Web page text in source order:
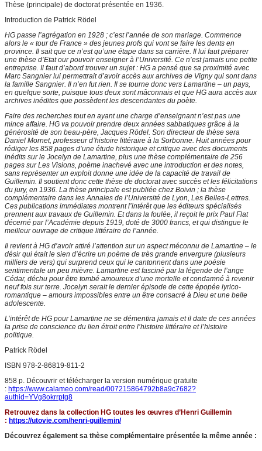
Thèse (principale) de doctorat présentée en 1936.
Introduction de Patrick Rödel
HG passe l’agrégation en 1928 ; c’est l’année de son mariage. Commence
alors le « tour de France » des jeunes profs qui vont se faire les dents en
province. Il sait que ce n’est qu’une étape dans sa carrière. Il lui faut préparer
une thèse d’Etat our pouvoir enseigner à l’Université. Ce n’est jamais une petite
entreprise. Il faut d’abord trouver un sujet : HG a pensé que sa proximité avec
Marc Sangnier lui permettrait d’avoir accès aux archives de Vigny qui sont dans
la famille Sangnier. Il n’en fut rien. Il se tourne donc vers Lamartine – un pays,
en quelque sorte, puisque tous deux sont mâconnais et que HG aura accès aux
archives inédites que possèdent les descendantes du poète.
Faire des recherches tout en ayant une charge d’enseignant n’est pas une
mince affaire. HG va pouvoir prendre deux années sabbatiques grâce à la
générosité de son beau-père, Jacques Rödel. Son directeur de thèse sera
Daniel Mornet, professeur d’histoire littéraire à la Sorbonne. Huit années pour
rédiger les 858 pages d’une étude historique et critique avec des documents
inédits sur le Jocelyn de Lamartine, plus une thèse complémentaire de 256
pages sur Les Visions, poème inachevé avec une introduction et des notes,
sans représenter un exploit donne une idée de la capacité de travail de
Guillemin. Il soutient donc cette thèse de doctorat avec succès et les félicitations
du jury, en 1936. La thèse principale est publiée chez Boivin ; la thèse
complémentaire dans les Annales de l’Université de Lyon, Les Belles-Lettres.
Ces publications immédiates montrent l’intérêt que les éditeurs spécialisés
prennent aux travaux de Guillemin. Et dans la foulée, il reçoit le prix Paul Flat
décerné par l’Académie depuis 1919, doté de 3000 francs, et qui distingue le
meilleur ouvrage de critique littéraire de l’année.
Il revient à HG d’avoir attiré l’attention sur un aspect méconnu de Lamartine – le
désir qui était le sien d’écrire un poème de très grande envergure (plusieurs
milliers de vers) qui surprend ceux qui le cantonnent dans une poésie
sentimentale un peu mièvre. Lamartine est fasciné par la légende de l’ange
Cédar, déchu pour être tombé amoureux d’une mortelle et condamné à revenir
neuf fois sur terre. Jocelyn serait le dernier épisode de cette épopée lyrico-
romantique – amours impossibles entre un être consacré à Dieu et une belle
adolescente.
L’intérêt de HG pour Lamartine ne se démentira jamais et il date de ces années
la prise de conscience du lien étroit entre l’histoire littéraire et l’histoire
politique.
Patrick Rödel
ISBN 978-2-86819-811-2
858 p. Découvrir et télécharger la version numérique gratuite
: https://www.calameo.com/read/007215864792b8a9c7682?
authid=YVg8okrrptg8
Retrouvez dans la collection HG toutes les œuvres d’Henri Guillemin
: https://utovie.com/henri-guillemin/
Découvrez également sa thèse complémentaire présentée la même année :